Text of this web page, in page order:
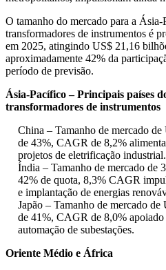
O tamanho do mercado para a
transformadores de instrumentos é
em 2025, atingindo US$ 21,16
aproximadamente 42% da
período de previsão.
Ásia-Pacífico – Principais países
transformadores de instrumentos
China – Tamanho de mercado
de 43%, CAGR de 8,2%
projetos de eletrificação industrial.
Índia – Tamanho de mercado de
42% de quota, 8,3% CAGR
e implantação de energias
Japão – Tamanho de mercado
de 41%, CAGR de 8,0%
automação de subestações.
Oriente Médio e África